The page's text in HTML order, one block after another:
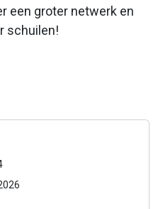
een groter netwerk en
schuilen!